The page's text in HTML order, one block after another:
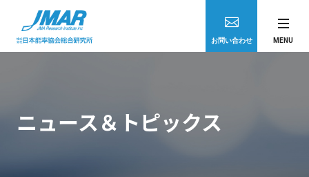
民間企業のお客さま
お問い合わせ MENU
ニュース＆トピックス